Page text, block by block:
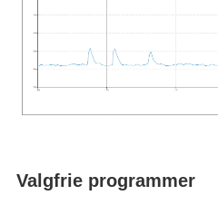
Valgfrie programmer